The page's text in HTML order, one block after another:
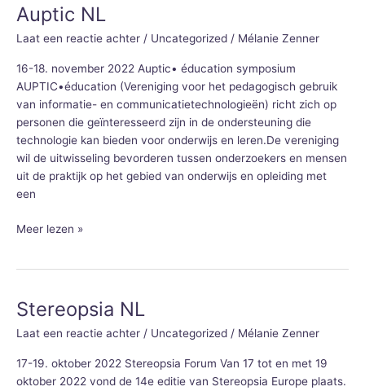
Auptic NL
Laat een reactie achter / Uncategorized / Mélanie Zenner
16-18. november 2022 Auptic• éducation symposium
AUPTIC•éducation (Vereniging voor het pedagogisch gebruik
van informatie- en communicatietechnologieën) richt zich op
personen die geïnteresseerd zijn in de ondersteuning die
technologie kan bieden voor onderwijs en leren.De vereniging
wil de uitwisseling bevorderen tussen onderzoekers en mensen
uit de praktijk op het gebied van onderwijs en opleiding met
een
Auptic
Meer lezen »
Stereopsia NL
Laat een reactie achter / Uncategorized / Mélanie Zenner
17-19. oktober 2022 Stereopsia Forum Van 17 tot en met 19
oktober 2022 vond de 14e editie van Stereopsia Europe plaats.
Stereopsia